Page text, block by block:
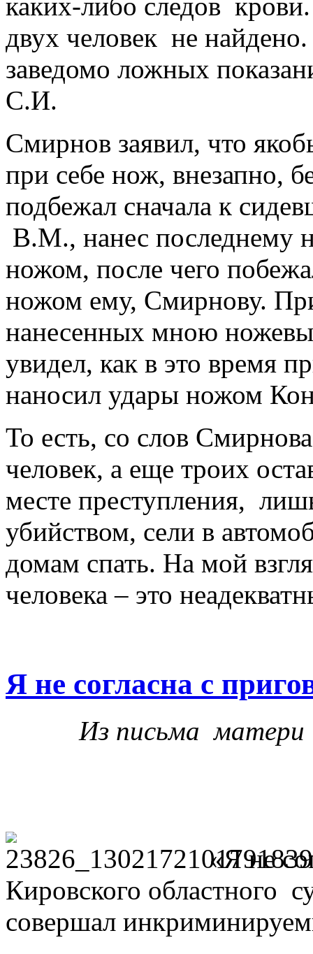
двух человек не
заведомо ложных
С.И.
Смирнов заявил, что
при себе нож, внезапно,
подбежал сначала к
В.М., нанес последнему
ножом, после чего
ножом ему, Смирнову.
нанесенных мною
увидел, как в это время
наносил удары ножом
То есть, со слов
человек, а еще троих
месте преступления,
убийством, сели в
домам спать. На мой
человека – это
Я не согласна с
Из письма матери
«Я не
Кировского областного
совершал